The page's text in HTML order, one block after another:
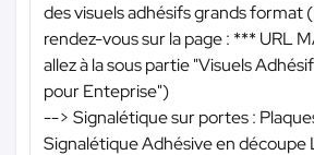
des visuels adhésifs grands format
rendez-vous sur la page : *** URL
allez à la sous partie "Visuels
pour Enteprise")
--> Signalétique sur portes :
Signalétique Adhésive en